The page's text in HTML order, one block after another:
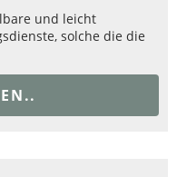
und leicht
solche die die